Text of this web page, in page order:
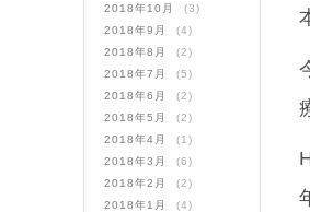
2018年10月
(3)
2018年9月
(4)
2018年8月
(2)
2018年7月
(5)
2018年6月
(2)
2018年5月
(2)
2018年4月
(1)
2018年3月
(6)
2018年2月
(2)
2018年1月
(4)